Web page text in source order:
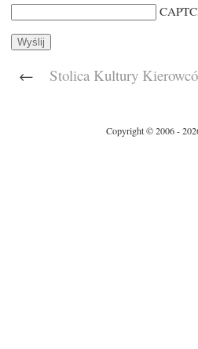
← Stolica Kultury
Copyright © 2006 -